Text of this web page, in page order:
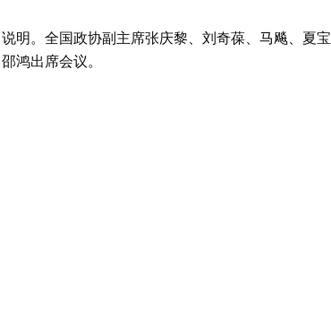
明。全国政协副主席张庆黎、刘奇葆、马飚、夏宝
鸿出席会议。